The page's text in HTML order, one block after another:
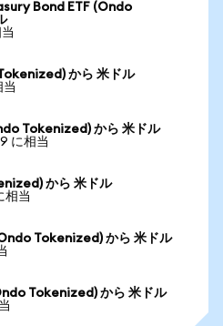
Bond ETF (Ondo
から 米ドル
当
Tokenized) から 米ドル
に相当
から 米ドル
相当
Tokenized) から 米ドル
Tokenized) から 米ドル